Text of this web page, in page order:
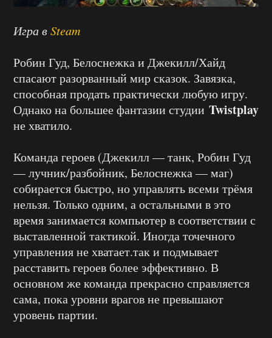
Игра вSteam
Робин Гуд, Белоснежка и Джекилл/Хайд
спасают разорванный мир сказок. Завязка,
способная продать практически любую игру.
Однако на большее фантазии студии Twistplay
не хватило.
Команда героев (Джекилл — танк, Робин Гуд
— лучник/разбойник, Белоснежка — маг)
собирается быстро, но управлять всеми трёмя
нельзя. Только одним, а остальными в это
время занимается компьютер в соответствии с
выставленной тактикой. Иногда точечного
управления не хватает.так и подмывает
расставить героев более эффективно. В
основном же команда прекрасно справляется
сама, пока уровни врагов не превышают
уровень партии.